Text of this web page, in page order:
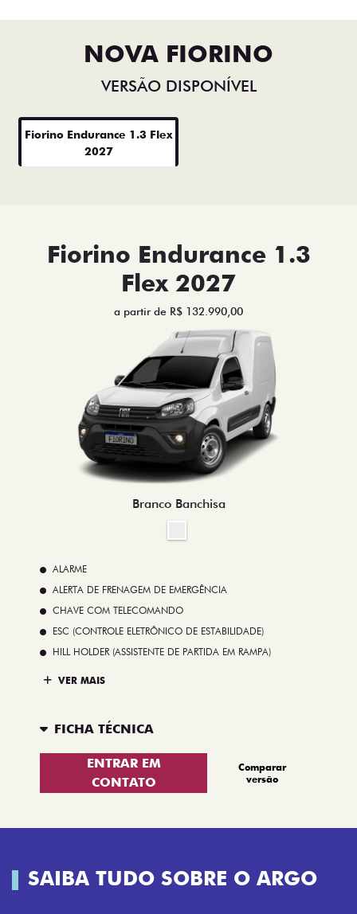
NOVA FIORINO
VERSÃO DISPONÍVEL
Fiorino Endurance 1.3 Flex
2027
Fiorino Endurance 1.3
Flex 2027
a partir de R$ 132.990,00
Branco Banchisa
ALARME
ALERTA DE FRENAGEM DE EMERGÊNCIA
CHAVE COM TELECOMANDO
ESC (CONTROLE ELETRÔNICO DE ESTABILIDADE)
HILL HOLDER (ASSISTENTE DE PARTIDA EM RAMPA)
VER MAIS
FICHA TÉCNICA
ENTRAR EM
CONTATO
Comparar
versão
SAIBA TUDO SOBRE O ARGO